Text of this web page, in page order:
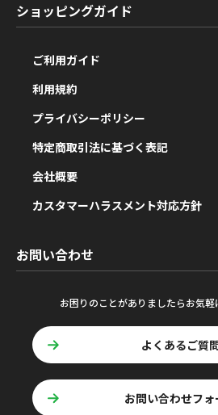
ショッピングガイド
ご利用ガイド
利用規約
プライバシーポリシー
特定商取引法に基づく表記
会社概要
カスタマーハラスメント対応方針
お問い合わせ
お困りのことがありましたらお気軽
よくあるご質
お問い合わせフォ